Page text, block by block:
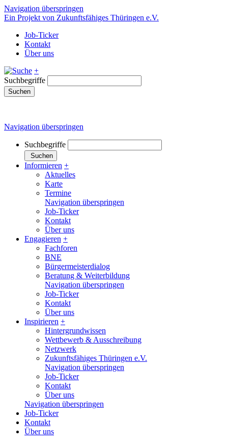
Navigation überspringen
Ein Projekt von Zukunftsfähiges Thüringen e.V.
Job-Ticker
Kontakt
Über uns
+
Suchbegriffe
Suchen
Navigation überspringen
Suchbegriffe
Suchen
Informieren +
Aktuelles
Karte
Termine
Navigation überspringen
Job-Ticker
Kontakt
Über uns
Engagieren +
Fachforen
BNE
Bürgermeisterdialog
Beratung & Weiterbildung
Navigation überspringen
Job-Ticker
Kontakt
Über uns
Inspirieren +
Hintergrundwissen
Wettbewerb & Ausschreibung
Netzwerk
Zukunftsfähiges Thüringen e.V.
Navigation überspringen
Job-Ticker
Kontakt
Über uns
Navigation überspringen
Job-Ticker
Kontakt
Über uns